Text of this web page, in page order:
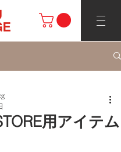
用アイテム